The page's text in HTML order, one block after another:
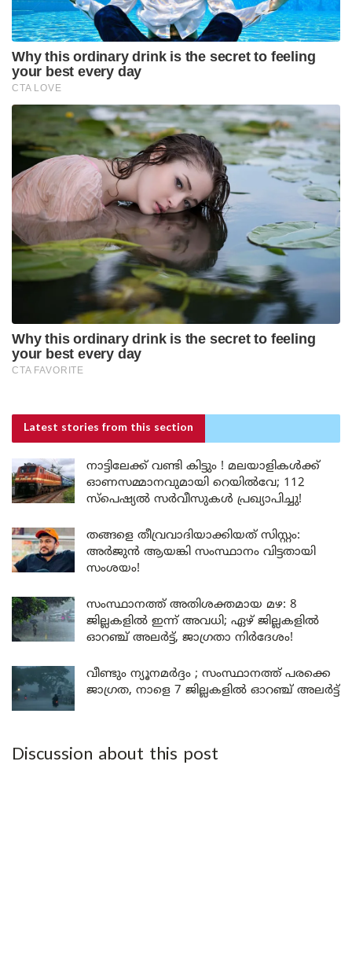
Latest stories from this section
നാട്ടിലേക്ക് വണ്ടി കിട്ടും ! മലയാളികൾക്ക്
ഓണസമ്മാനവുമായി റെയിൽവേ; 112
സ്പെഷ്യൽ സർവീസുകൾ പ്രഖ്യാപിച്ചു!
തങ്ങളെ തീവ്രവാദിയാക്കിയത് സിസ്റ്റം:
അർജുൻ ആയങ്കി സംസ്ഥാനം വിട്ടതായി
സംശയം!
സംസ്ഥാനത്ത് അതിശക്തമായ മഴ: 8
ജില്ലകളിൽ ഇന്ന് അവധി; ഏഴ് ജില്ലകളിൽ
ഓറഞ്ച് അലർട്ട്, ജാഗ്രതാ നിർദേശം!
വീണ്ടും ന്യൂനമർദ്ദം ; സംസ്ഥാനത്ത് പരക്കെ
ജാഗ്രത, നാളെ 7 ജില്ലകളിൽ ഓറഞ്ച് അലർട്ട്
Discussion about this post